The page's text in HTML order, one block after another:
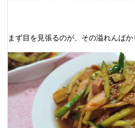
まず目を見張るのが、その溢れんば